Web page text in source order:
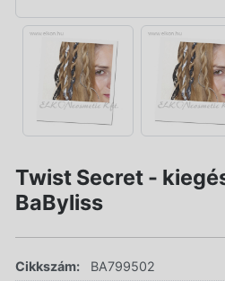
Twist Secret -
BaByliss
Cikkszám:
BA799502